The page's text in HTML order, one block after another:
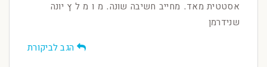
אסטטית מאד. מחייב חשיבה שונה. מ ו מ ל ץ יונה
שנידרמן
הגב לביקורת